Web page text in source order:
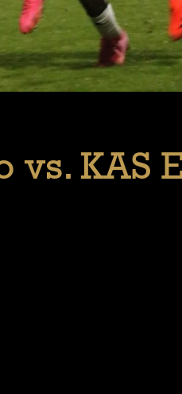
vs. KAS